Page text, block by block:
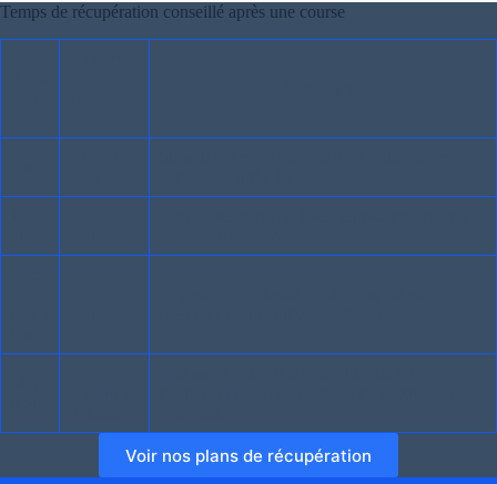
Temps de récupération conseillé après une course
Voir nos plans de récupération